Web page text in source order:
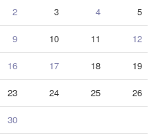
2 3 4 5
9 10 11 12
16 17 18 19
23 24 25 26
30